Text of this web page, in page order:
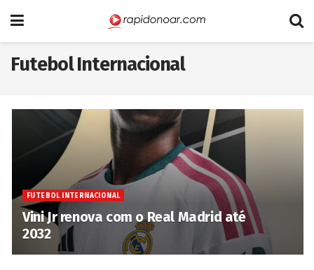
Futebol Internacional
FUTEBOL INTERNACIONAL
Vini Jr renova com o Real Madrid até
2032